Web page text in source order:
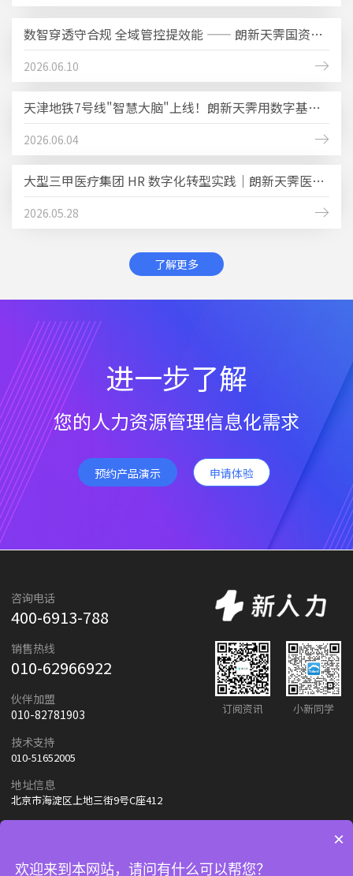
数智穿透守合规 全域管控提效能 —— 朗新天霁国资监管...
2026.06.10
天津地铁7号线"智慧大脑"上线！朗新天霁用数字基因重...
2026.06.04
大型三甲医疗集团 HR 数字化转型实践｜朗新天霁医疗...
2026.05.28
我们提供的培训服务
我们提供的运维服务
2025.07.21
我们提供的实施服务
2025.07.21
我们提供的调研服务
从“数字员工”到“硅基同事”：2026，HR智能体正...
当组织拥有两套思维：AI Native解构“管理”定义
2026.07.14
别把“马车装马达”叫转型：2026年，数字化HR与AI
当组织学会“思考” ：AI Native HR的管理哲学与十个正...
2026.07.02
了解更多
进一步了解
您的人力资源管理信息化需求
预约产品演示 申请体验
咨询电话
400-6913-788
销售热线
010-62966922
伙伴加盟
010-82781903
技术支持
010-51652005
地址信息
北京市海淀区上地三街9号C座412
订阅资讯 小新同学
×
欢迎来到本网站，请问有什么可以帮您？